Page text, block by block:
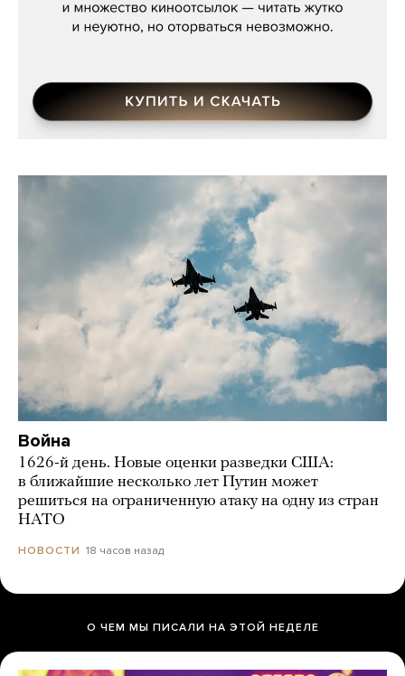
Война
1626-й день. Новые оценки разведки США:
в ближайшие несколько лет Путин может
решиться на ограниченную атаку на одну из стран
НАТО
НОВОСТИ 18 часов назад
О ЧЕМ МЫ ПИСАЛИ НА ЭТОЙ НЕДЕЛЕ